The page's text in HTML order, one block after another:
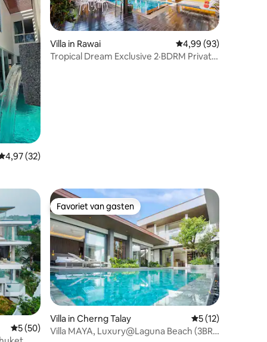
beoordeling van 4,97 op 5, 32 recensies
4,97 (32)
Villa in Rawai Gemiddelde
4,99 (93)
Tropical Dream Exclusive 2·BDRM Private
Gemiddelde beoordeling van 5 op 5, 50 recensies
5 (50)
Favoriet van gasten
Favoriet van gasten
Villa in Cherng Talay Gemiddelde
5 (12)
Villa MAYA, Luxury@Laguna Beach (3BR)